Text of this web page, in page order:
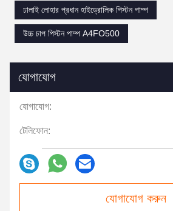
ঢালাই লোহার প্রধান হাইড্রোলিক পিস্টন পাম্প
উচ্চ চাপ পিস্টন পাম্প A4FO500
যোগাযোগ
যোগাযোগ:
টেলিফোন:
যোগাযোগ করুন